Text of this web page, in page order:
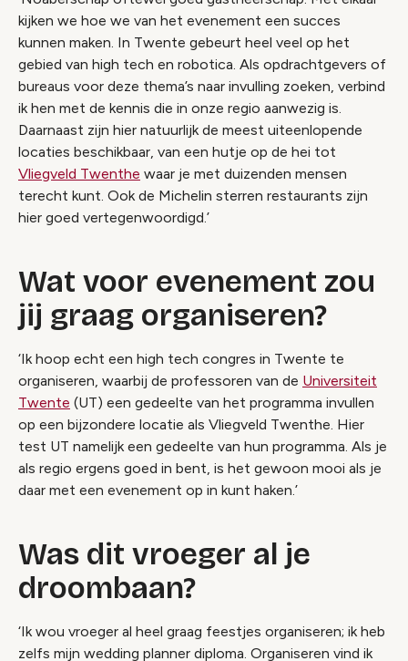
kijken we hoe we van het evenement een succes
kunnen maken. In Twente gebeurt heel veel op het
gebied van high tech en robotica. Als opdrachtgevers of
bureaus voor deze thema’s naar invulling zoeken, verbind
ik hen met de kennis die in onze regio aanwezig is.
Daarnaast zijn hier natuurlijk de meest uiteenlopende
locaties beschikbaar, van een hutje op de hei tot
Vliegveld Twenthe waar je met duizenden mensen
terecht kunt. Ook de Michelin sterren restaurants zijn
hier goed vertegenwoordigd.’
Wat voor evenement zou
jij graag organiseren?
‘Ik hoop echt een high tech congres in Twente te
organiseren, waarbij de professoren van de Universiteit
Twente (UT) een gedeelte van het programma invullen
op een bijzondere locatie als Vliegveld Twenthe. Hier
test UT namelijk een gedeelte van hun programma. Als je
als regio ergens goed in bent, is het gewoon mooi als je
daar met een evenement op in kunt haken.’
Was dit vroeger al je
droombaan?
‘Ik wou vroeger al heel graag feestjes organiseren; ik heb
zelfs mijn wedding planner diploma. Organiseren vind ik